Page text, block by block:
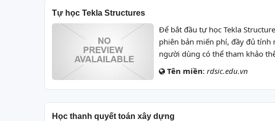
Tự học Tekla Structures
Để bắt đầu tự học Tekla
phiên bản miến phí, đầy đủ tính
người dùng có thể tham khảo
Tên miền: rdsic.edu.vn
Học thanh quyết toán xây dựng